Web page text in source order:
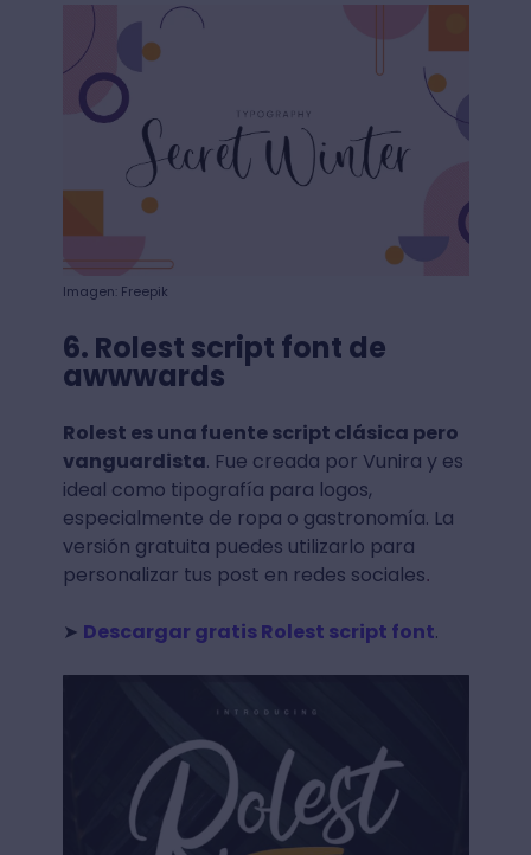
Imagen: Freepik
6. Rolest script font de
awwwards
Rolest es una fuente script clásica pero
vanguardista. Fue creada por Vunira y es
ideal como tipografía para logos,
especialmente de ropa o gastronomía. La
versión gratuita puedes utilizarlo para
personalizar tus post en redes sociales.
➤ Descargar gratis Rolest script font.